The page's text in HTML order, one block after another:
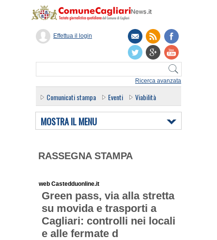
Ricerca avanzata
Effettua il login
Comunicati stampa Eventi Viabilità
MOSTRA IL MENU
RASSEGNA STAMPA
web Castedduonline.it
Green pass, via alla stretta
su movida e trasporti a
Cagliari: controlli nei locali
e alle fermate d